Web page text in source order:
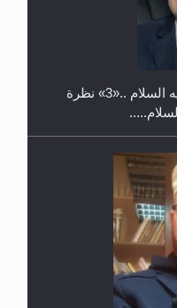
بنيجيريا لعام
رأيٌ في لغة المسيح الموعود عليه السلام ..«3» نظرة